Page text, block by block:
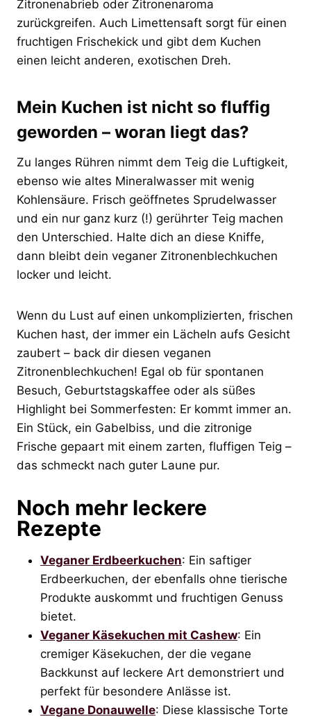
Zitronenabrieb oder Zitronenaroma
zurückgreifen. Auch Limettensaft sorgt für einen
fruchtigen Frischekick und gibt dem Kuchen
einen leicht anderen, exotischen Dreh.
Mein Kuchen ist nicht so fluffig
geworden – woran liegt das?
Zu langes Rühren nimmt dem Teig die Luftigkeit,
ebenso wie altes Mineralwasser mit wenig
Kohlensäure. Frisch geöffnetes Sprudelwasser
und ein nur ganz kurz (!) gerührter Teig machen
den Unterschied. Halte dich an diese Kniffe,
dann bleibt dein veganer Zitronenblechkuchen
locker und leicht.
Wenn du Lust auf einen unkomplizierten, frischen
Kuchen hast, der immer ein Lächeln aufs Gesicht
zaubert – back dir diesen veganen
Zitronenblechkuchen! Egal ob für spontanen
Besuch, Geburtstagskaffee oder als süßes
Highlight bei Sommerfesten: Er kommt immer an.
Ein Stück, ein Gabelbiss, und die zitronige
Frische gepaart mit einem zarten, fluffigen Teig –
das schmeckt nach guter Laune pur.
Noch mehr leckere
Rezepte
Veganer Erdbeerkuchen: Ein saftiger
Erdbeerkuchen, der ebenfalls ohne tierische
Produkte auskommt und fruchtigen Genuss
bietet.
Veganer Käsekuchen mit Cashew: Ein
cremiger Käsekuchen, der die vegane
Backkunst auf leckere Art demonstriert und
perfekt für besondere Anlässe ist.
Vegane Donauwelle: Diese klassische Torte